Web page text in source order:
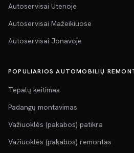
Autoservisai Utenoje
Autoservisai Mažeikiuose
Autoservisai Jonavoje
POPULIARIOS AUTOMOBILIŲ
Tepalų keitimas
Padangų montavimas
Važiuoklės (pakabos) patikra
Važiuoklės (pakabos) remontas